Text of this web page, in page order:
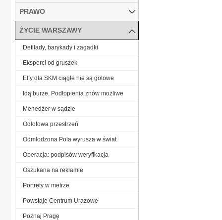
PRAWO
ŻYCIE WARSZAWY
Defilady, barykady i zagadki
Eksperci od gruszek
Elfy dla SKM ciągle nie są gotowe
Idą burze. Podtopienia znów możliwe
Menedżer w sądzie
Odlotowa przestrzeń
Odmłodzona Pola wyrusza w świat
Operacja: podpisów weryfikacja
Oszukana na reklamie
Portrety w metrze
Powstaje Centrum Urazowe
Poznaj Pragę